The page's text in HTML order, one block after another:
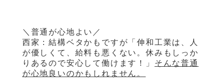
＼普通が心地よい／
西家：結構ベタかもですが「伸和工業は、人
が優しくて、給料も悪くない。休みもしっか
りあるので安心して働けます！」 そんな普通
が心地良いのかもしれません。